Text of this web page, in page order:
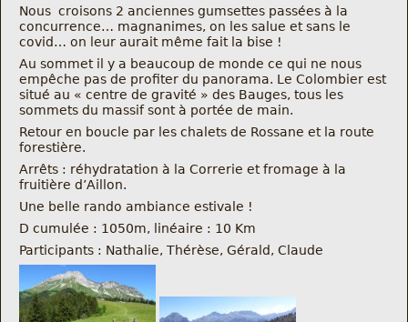
Nous contacter
Nous trouver
Comment être informé des sorties
Programme
Crazy Gums
Rechercher
Nous croisons 2 anciennes gumsettes passées à la
concurrence… magnanimes, on les salue et sans le
covid… on leur aurait même fait la bise !
Au sommet il y a beaucoup de monde ce qui ne nous
empêche pas de profiter du panorama. Le Colombier est
situé au « centre de gravité » des Bauges, tous les
sommets du massif sont à portée de main.
Retour en boucle par les chalets de Rossane et la route
forestière.
Arrêts : réhydratation à la Correrie et fromage à la
fruitière d’Aillon.
Une belle rando ambiance estivale !
D cumulée : 1050m, linéaire : 10 Km
Participants : Nathalie, Thérèse, Gérald, Claude